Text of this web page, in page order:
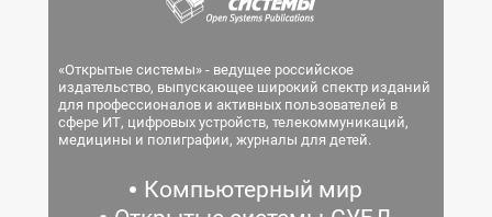
«Открытые системы» - ведущее российское
издательство, выпускающее широкий спектр изданий
для профессионалов и активных пользователей в
сфере ИТ, цифровых устройств, телекоммуникаций,
медицины и полиграфии, журналы для детей.
Компьютерный мир